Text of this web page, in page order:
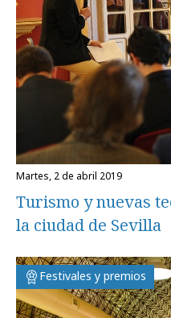
martes, 2 de abril 2019
Turismo y nuevas
la ciudad de Sevilla
Festivales y premios